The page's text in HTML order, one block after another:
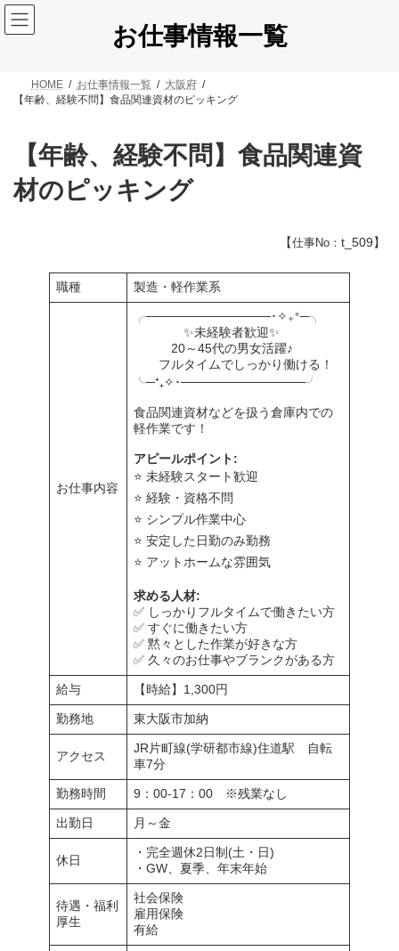
コ
ン
テ
ナ
ビ
ゲ
お仕事情報一覧
HOME お仕事情報一覧
大阪府
【年齢、経験不問】食品関連資材のピッキング
【年齢、経験不問】食品関連資
材のピッキング
【仕事No： t_509】
職種 製造・軽作業系
お仕事内容
╭──────────────･✧₊⁺─╮
✨未経験者歓迎✨
20～45代の男女活躍♪
フルタイムでしっかり働ける！
╰─⁺₊✧･──────────────╯
食品関連資材などを扱う倉庫内での
軽作業です！
アピールポイント:
⭐ 未経験スタート歓迎
⭐ 経験・資格不問
⭐ シンプル作業中心
⭐ 安定した日勤のみ勤務
⭐ アットホームな雰囲気
求める人材:
✅ しっかりフルタイムで働きたい方
✅ すぐに働きたい方
✅ 黙々とした作業が好きな方
✅ 久々のお仕事やブランクがある方
給与 【時給】1,300円
勤務地 東大阪市加納
アクセス
JR片町線(学研都市線)住道駅 自転
車7分
勤務時間 9：00-17：00 ※残業なし
出勤日 月～金
休日
・完全週休2日制(土・日)
・GW、夏季、年末年始
待遇・福利
厚生
社会保険
雇用保険
有給